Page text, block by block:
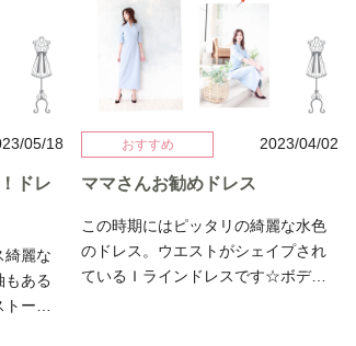
写真
本日は
ロング
クド
違いで
にくく
いいし
！そ
ような
がばっ
も落ち着いてシンプルに見えるので
すが着るとかなりのスタイルアップ
✨袖とサイドがレースが透け感が大
人綺麗になれちゃいます(*^^*)結婚
式、パーティー、懇親会などにピッ
タリ⭐️綺麗カッコいい雰囲気が好きな
ンタルのパンツドレス♪165センチ着
用画像になります↓
05/18
ドレ
綺麗な
もある
トール
おすすめ 2023/04/02
ママさんお勧めドレス
この時期にはピッタリの綺麗な水色
のドレス。ウエストがシェイプされ
ているＩラインドレスです☆ボディ